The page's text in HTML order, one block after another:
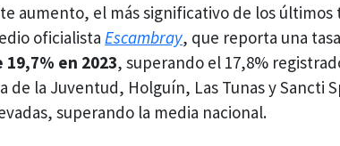
aumento, el más significativo de los
oficialista Escambray, que reporta una
19,7% en 2023, superando el 17,8%
de la Juventud, Holguín, Las Tunas y Sancti
superando la media nacional.